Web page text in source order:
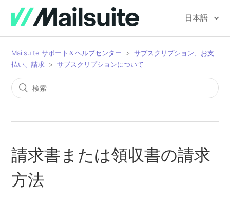
日本語
Mailsuite サポート＆ヘルプセンター
サブスクリプション、お支
払い、請求
サブスクリプションについて
請求書または領収書の請求
方法